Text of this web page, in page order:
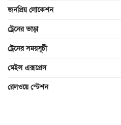
জনপ্রিয় লোকেশন
ট্রেনের ভাড়া
ট্রেনের সময়সূচী
মেইল এক্সপ্রেস
রেলওয়ে স্টেশন